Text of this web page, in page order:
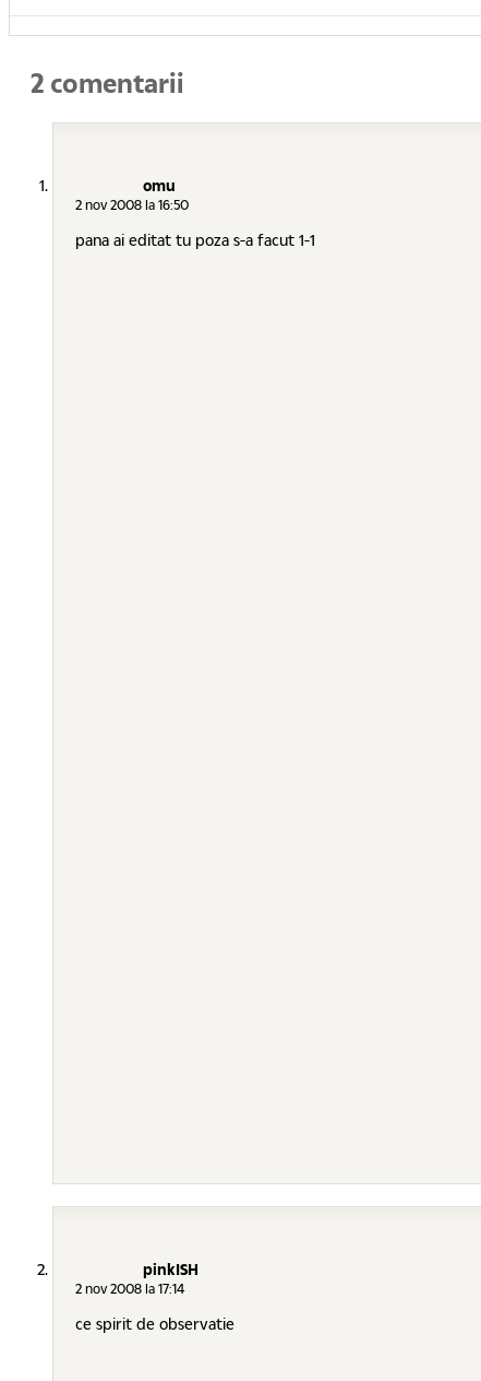
2 comentarii
omu
2 nov 2008 la 16:50
pana ai editat tu poza s-a facut 1-1
pinkISH
2 nov 2008 la 17:14
ce spirit de observatie